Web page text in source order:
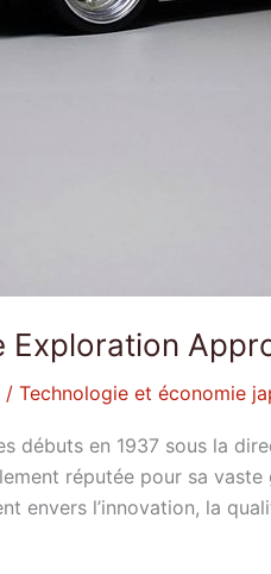
Exploration
/ Technologie et économie
débuts en 1937 sous la
réputée pour sa
envers l’innovation, la